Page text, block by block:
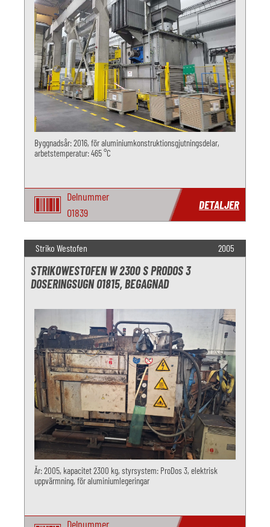
Byggnadsår: 2016, för aluminiumkonstruktionsgjutningsdelar,
arbetstemperatur: 465 °C
Delnummer
O1839
DETALJER
Striko Westofen 2005
STRIKOWESTOFEN W 2300 S PRODOS 3
DOSERINGSUGN O1815, BEGAGNAD
År: 2005, kapacitet 2300 kg, styrsystem: ProDos 3, elektrisk
uppvärmning, för aluminiumlegeringar
Delnummer